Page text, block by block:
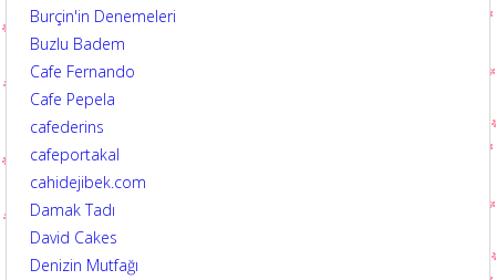
Burçin'in Denemeleri
Buzlu Badem
Cafe Fernando
Cafe Pepela
cafederins
cafeportakal
cahidejibek.com
Damak Tadı
David Cakes
Denizin Mutfağı